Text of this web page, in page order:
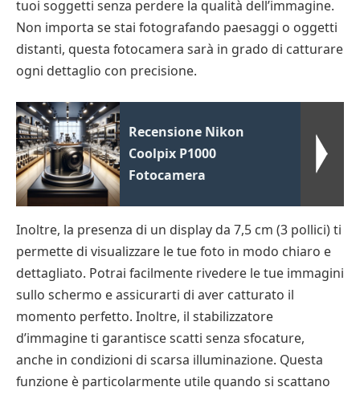
tuoi soggetti senza perdere la qualità dell’immagine.
Non importa se stai fotografando paesaggi o oggetti
distanti, questa fotocamera sarà in grado di catturare
ogni dettaglio con precisione.
Recensione Nikon
Coolpix P1000
Fotocamera
Inoltre, la presenza di un display da 7,5 cm (3 pollici) ti
permette di visualizzare le tue foto in modo chiaro e
dettagliato. Potrai facilmente rivedere le tue immagini
sullo schermo e assicurarti di aver catturato il
momento perfetto. Inoltre, il stabilizzatore
d’immagine ti garantisce scatti senza sfocature,
anche in condizioni di scarsa illuminazione. Questa
funzione è particolarmente utile quando si scattano